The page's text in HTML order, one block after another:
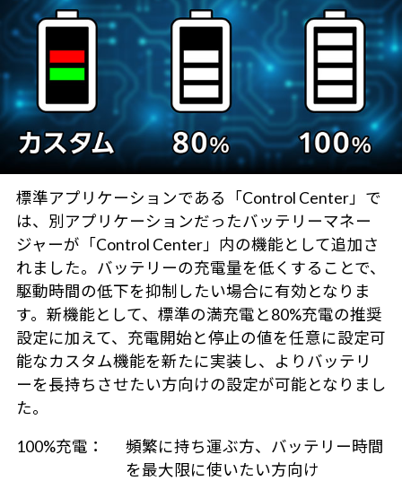
標準アプリケーションである「Control Center」で
は、別アプリケーションだったバッテリーマネー
ジャーが「Control Center」内の機能として追加さ
れました。バッテリーの充電量を低くすることで、
駆動時間の低下を抑制したい場合に有効となりま
す。新機能として、標準の満充電と80%充電の推奨
設定に加えて、充電開始と停止の値を任意に設定可
能なカスタム機能を新たに実装し、よりバッテリ
ーを長持ちさせたい方向けの設定が可能となりまし
た。
100%充電：
頻繁に持ち運ぶ方、バッテリー時間
を最大限に使いたい方向け